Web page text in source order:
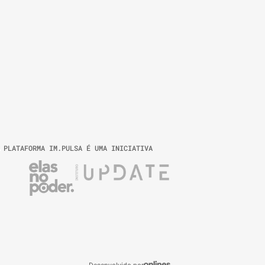
PLATAFORMA IM.PULSA É UMA INICIATIVA